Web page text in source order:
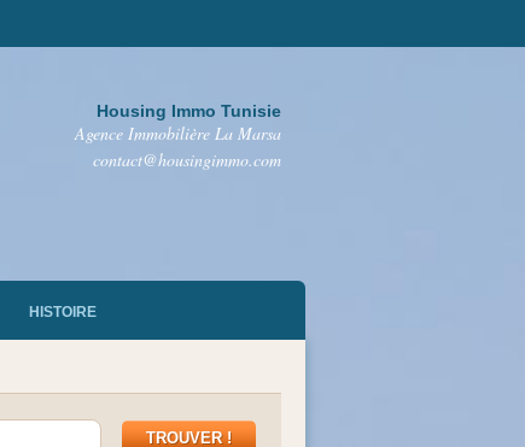
Housing Immo Tunisie
Agence Immobilière La Marsa
contact@housingimmo.com
HISTOIRE